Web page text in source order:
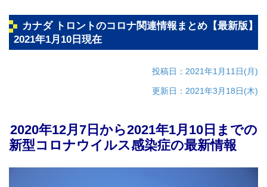
カナダ トロントのコロナ関連情報まとめ【最新版】
2021年1月10日現在
投稿日：2021年1月11日(月)
更新日：2021年3月18日(木)
2020年12月7日から2021年1月10日までの
新型コロナウイルス感染症の最新情報